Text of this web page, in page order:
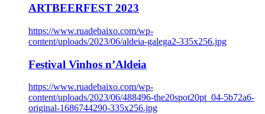
ARTBEERFEST 2023
https://www.ruadebaixo.com/wp-
content/uploads/2023/06/aldeia-galega2-335x256.jpg
Festival Vinhos n’Aldeia
https://www.ruadebaixo.com/wp-
content/uploads/2023/06/488496-the20spot20pt_04-5b72a6-
original-1686744290-335x256.jpg